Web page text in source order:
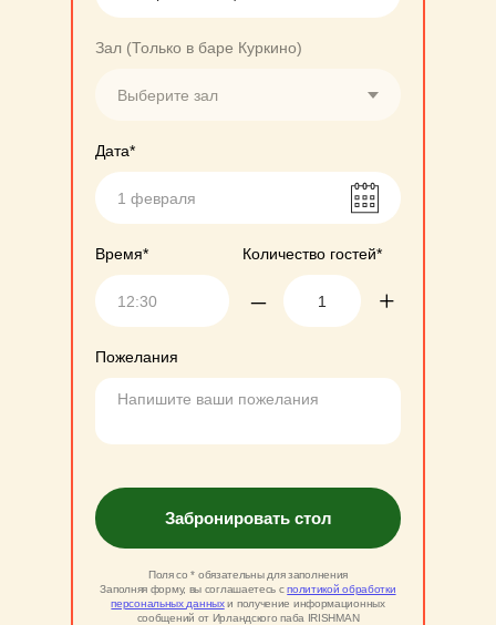
Забронировать стол
Поля со * обязательны для заполнения
Заполняя форму, вы соглашаетесь сполитикой обработки
персональных данныхи получение информационных
сообщений от Ирландского паба IRISHMAN
Время* Количество гостей*
– +
Пожелания
Дата*
Зал (Только в баре Куркино)